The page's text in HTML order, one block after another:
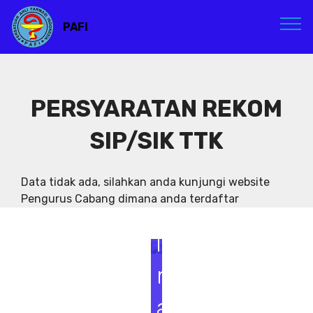
PAFI
PERSYARATAN REKOM
SIP/SIK TTK
Data tidak ada, silahkan anda kunjungi website
Pengurus Cabang dimana anda terdaftar
S
e
m
i
n
a